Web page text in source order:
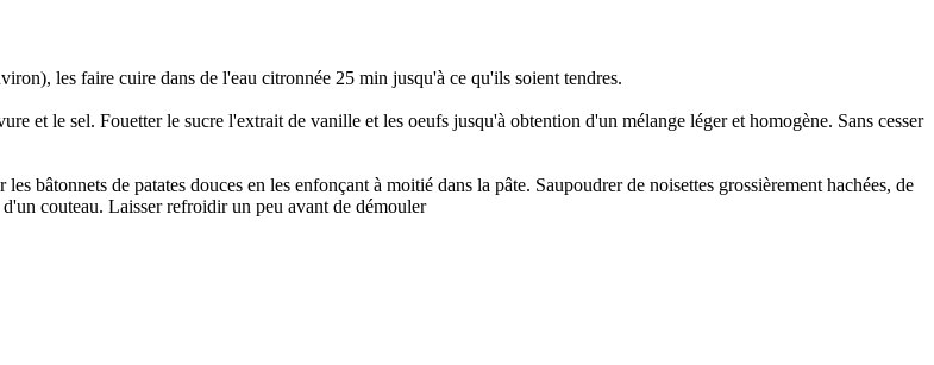
les faire cuire dans de l'eau citronnée 25 min jusqu'à ce qu'ils soient tendres.
et le sel. Fouetter le sucre l'extrait de vanille et les oeufs jusqu'à obtention d'un mélange léger et homogène. Sans cesser
bâtonnets de patates douces en les enfonçant à moitié dans la pâte. Saupoudrer de noisettes grossièrement hachées, de
couteau. Laisser refroidir un peu avant de démouler